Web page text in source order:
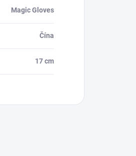
Magic Gloves
Čína
17 cm